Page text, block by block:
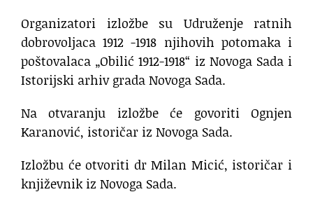
Organizatori izložbe su Udruženje ratnih
dobrovoljaca 1912 -1918 njihovih potomaka i
poštovalaca „Obilić 1912-1918“ iz Novoga Sada i
Istorijski arhiv grada Novoga Sada.
Na otvaranju izložbe će govoriti Ognjen
Karanović, istoričar iz Novoga Sada.
Izložbu će otvoriti dr Milan Micić, istoričar i
književnik iz Novoga Sada.